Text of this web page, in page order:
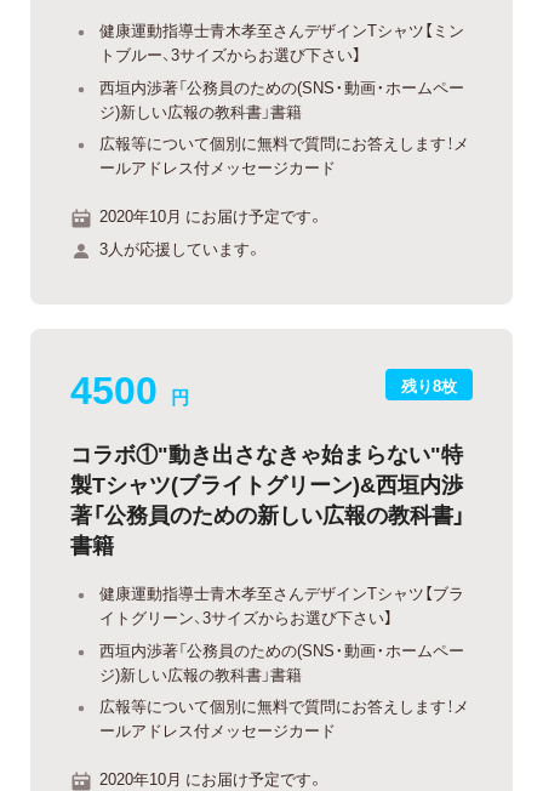
健康運動指導士青木孝至さんデザインTシャツ【ミン
トブルー、3サイズからお選び下さい】
西垣内渉著「公務員のための(SNS・動画・ホームペー
ジ)新しい広報の教科書」書籍
広報等について個別に無料で質問にお答えします！メ
ールアドレス付メッセージカード
2020年10月 にお届け予定です。
3人が応援しています。
残り8枚
4500 円
コラボ①"動き出さなきゃ始まらない"特
製Tシャツ(ブライトグリーン)&西垣内渉
著「公務員のための新しい広報の教科書」
書籍
健康運動指導士青木孝至さんデザインTシャツ【ブラ
イトグリーン、3サイズからお選び下さい】
西垣内渉著「公務員のための(SNS・動画・ホームペー
ジ)新しい広報の教科書」書籍
広報等について個別に無料で質問にお答えします！メ
ールアドレス付メッセージカード
2020年10月 にお届け予定です。